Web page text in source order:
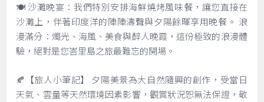
🍽️ 沙灘晚宴：我們特別安排海鮮燒烤風味餐，讓您直接在
沙灘上，伴著印度洋的陣陣濤聲與夕陽餘暉享用晚餐。 浪
漫滿分：燭光、海風、美食與醉人晚霞，這份極致的浪漫體
驗，絕對是您峇里島之旅最難忘的開場。
🍂【旅人小筆記】 夕陽美景為大自然隨興的創作，受當日
天氣、雲量等天然環境因素影響，觀賞狀況恕無法保證，敬